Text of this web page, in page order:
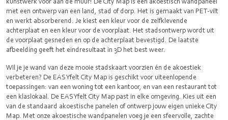
met een ontwerp van een land, stad of dorp. Het is gemaakt van PET-vilt
en werkt absorberend. Je kiest een kleur voor de zelfklevende
achterplaat en een kleur voor de voorplaat. Het stadsontwerp wordt uit
de voorplaat gesneden en op de achterplaat bevestigd. De laatste
afbeelding geeft het eindresultaat in 3D het best weer.
Wil je je wand van deze mooie stadskaart voorzien én de akoestiek
verbeteren? De EASYfelt City Map is geschikt voor uiteenlopende
toepassingen: van een woning tot een kantoor, en van een restaurant tot
een klaslokaal. De EASYfelt City Map past in elke omgeving. Kies uit een
van de standaard akoestische panelen of ontwerp jouw eigen unieke City
Map. Met onze akoestische wandpanelen voeg je een sfeervolle, zachte